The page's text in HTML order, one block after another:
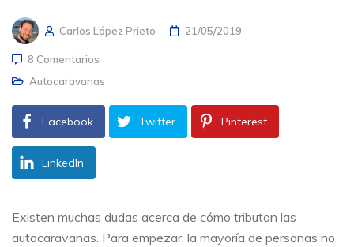
Carlos López Prieto 21/05/2019
8 Comentarios
Autocaravanas
Facebook Twitter Pinterest
LinkedIn
Existen muchas dudas acerca de cómo tributan las
autocaravanas. Para empezar, la mayoría de personas no